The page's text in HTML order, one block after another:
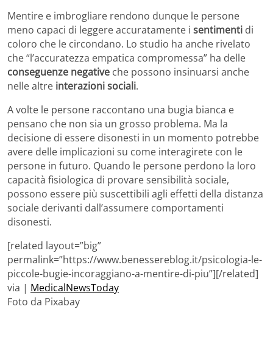
Mentire e imbrogliare rendono dunque le persone
meno capaci di leggere accuratamente i sentimenti di
coloro che le circondano. Lo studio ha anche rivelato
che “l’accuratezza empatica compromessa” ha delle
conseguenze negative che possono insinuarsi anche
nelle altre interazioni sociali.
A volte le persone raccontano una bugia bianca e
pensano che non sia un grosso problema. Ma la
decisione di essere disonesti in un momento potrebbe
avere delle implicazioni su come interagirete con le
persone in futuro. Quando le persone perdono la loro
capacità fisiologica di provare sensibilità sociale,
possono essere più suscettibili agli effetti della distanza
sociale derivanti dall’assumere comportamenti
disonesti.
[related layout=”big”
permalink=”https://www.benessereblog.it/psicologia-le-
piccole-bugie-incoraggiano-a-mentire-di-piu”][/related]
via | MedicalNewsToday
Foto da Pixabay